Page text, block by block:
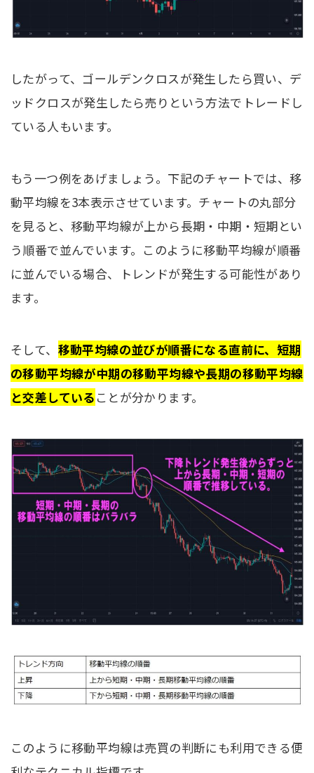
したがって、ゴールデンクロスが発生したら買い、デ
ッドクロスが発生したら売りという方法でトレードし
ている人もいます。
もう一つ例をあげましょう。下記のチャートでは、移
動平均線を3本表示させています。チャートの丸部分
を見ると、移動平均線が上から長期・中期・短期とい
う順番で並んでいます。このように移動平均線が順番
に並んでいる場合、トレンドが発生する可能性があり
ます。
そして、 移動平均線の並びが順番になる直前に、短期
の移動平均線が中期の移動平均線や長期の移動平均線
と交差している ことが分かります。
このように移動平均線は売買の判断にも利用できる便